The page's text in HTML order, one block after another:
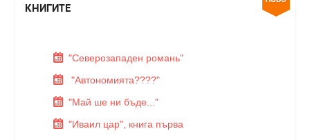
КНИГИТЕ
"Северозападен романь"
"Автономията????"
"Май ше ни бъде..."
"Иваил цар", книга първа